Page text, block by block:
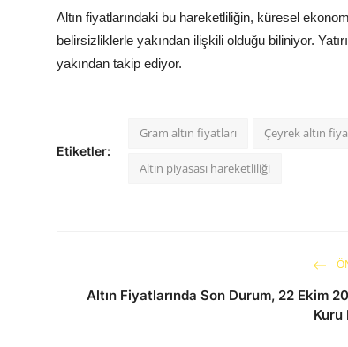
Altın fiyatlarındaki bu hareketliliğin, küresel
belirsizliklerle yakından ilişkili olduğu biliniyor.
yakından takip ediyor.
Etiketler:
Gram altın fiyatları Çeyrek altın
Altın piyasası hareketliliği
Altın Fiyatlarında Son Durum, 22 Ekim
Kuru